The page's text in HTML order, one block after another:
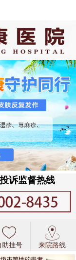
诉监督热线
助挂号 来院路线